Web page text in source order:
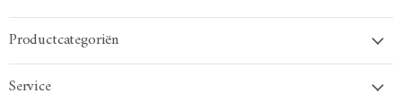
Productcategoriën
Service